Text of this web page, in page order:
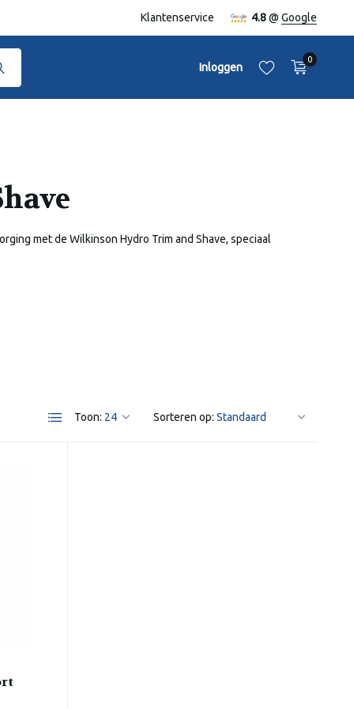
Klantenservice 4.8@ Google
Inloggen
0
met de Wilkinson Hydro Trim and Shave, speciaal
Toon: Sorteren op: